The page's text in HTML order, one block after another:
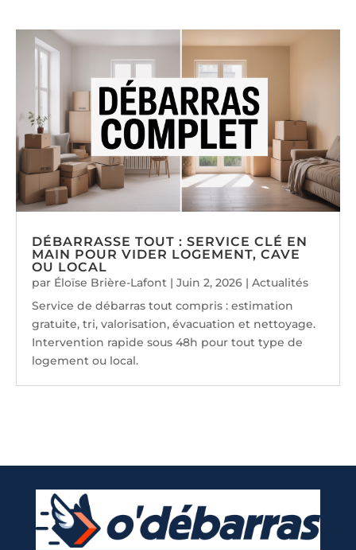
DÉBARRASSE TOUT : SERVICE CLÉ EN
MAIN POUR VIDER LOGEMENT, CAVE
OU LOCAL
par Éloïse Brière-Lafont |Juin 2, 2026 |Actualités
Service de débarras tout compris : estimation
gratuite, tri, valorisation, évacuation et nettoyage.
Intervention rapide sous 48h pour tout type de
logement ou local.